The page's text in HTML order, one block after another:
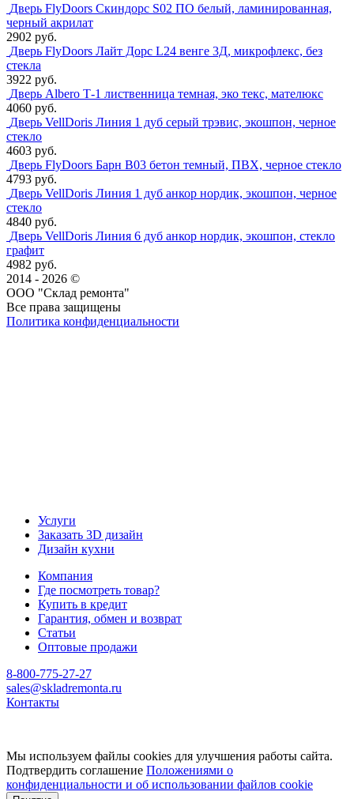
Дверь FlyDoors Скиндорс S02 ПО белый, ламинированная,
черный акрилат
2902 руб.
Дверь FlyDoors Лайт Дорс L24 венге 3Д, микрофлекс, без
стекла
3922 руб.
Дверь Albero Т-1 лиственница темная, эко текс, мателюкс
4060 руб.
Дверь VellDoris Линия 1 дуб серый трэвис, экошпон, черное
стекло
4603 руб.
Дверь FlyDoors Барн B03 бетон темный, ПВХ, черное стекло
4793 руб.
Дверь VellDoris Линия 1 дуб анкор нордик, экошпон, черное
стекло
4840 руб.
Дверь VellDoris Линия 6 дуб анкор нордик, экошпон, стекло
графит
4982 руб.
2014 - 2026 ©
ООО "Склад ремонта"
Все права защищены
Политика конфиденциальности
Услуги
Заказать 3D дизайн
Дизайн кухни
Компания
Где посмотреть товар?
Купить в кредит
Гарантия, обмен и возврат
Статьи
Оптовые продажи
8-800-775-27-27
sales@skladremonta.ru
Контакты
Мы используем файлы cookies для улучшения работы сайта.
Подтвердить соглашение Положениями о
конфиденциальности и об использовании файлов cookie